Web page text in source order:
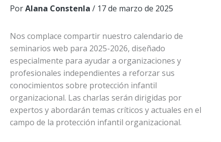
PorAlana Constenla / 17 de marzo de 2025
Nos complace compartir nuestro calendario de
seminarios web para 2025-2026, diseñado
especialmente para ayudar a organizaciones y
profesionales independientes a reforzar sus
conocimientos sobre protección infantil
organizacional. Las charlas serán dirigidas por
expertos y abordarán temas críticos y actuales en el
campo de la protección infantil organizacional.